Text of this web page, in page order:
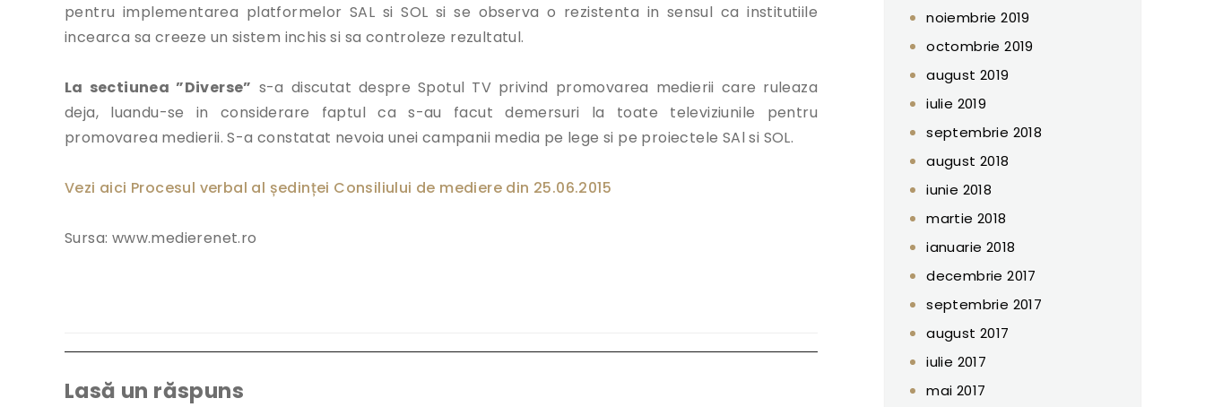
pentru implementarea platformelor SAL si SOL si se observa o rezistenta in sensul ca institutiile
incearca sa creeze un sistem inchis si sa controleze rezultatul.
La sectiunea ”Diverse” s-a discutat despre Spotul TV privind promovarea medierii care ruleaza
deja, luandu-se in considerare faptul ca s-au facut demersuri la toate televiziunile pentru
promovarea medierii. S-a constatat nevoia unei campanii media pe lege si pe proiectele SAl si SOL.
Vezi aici Procesul verbal al ședinței Consiliului de mediere din 25.06.2015
Sursa: www.medierenet.ro
Lasă un răspuns
noiembrie 2019
octombrie 2019
august 2019
iulie 2019
septembrie 2018
august 2018
iunie 2018
martie 2018
ianuarie 2018
decembrie 2017
septembrie 2017
august 2017
iulie 2017
mai 2017